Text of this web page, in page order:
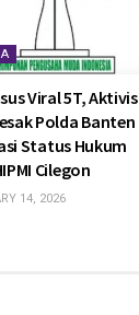
Viral 5T, Aktivis
Polda Banten
Status Hukum
Cilegon
14, 2026